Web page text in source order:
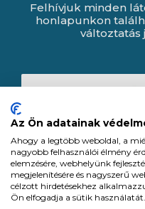
Felhívjuk minden
honlapunkon
változtatás
Az Ön adatainak
Ahogy a legtöbb weboldal, a
nagyobb felhasználói élmény
elemzésére, webhelyünk
megjelenítésére és nagyszerű
célzott hirdetésekhez
Ön elfogadja a sütik használatát.